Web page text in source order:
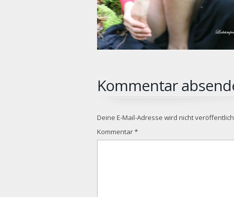
Kommentar
Deine E-Mail-Adresse wird nicht
Kommentar*